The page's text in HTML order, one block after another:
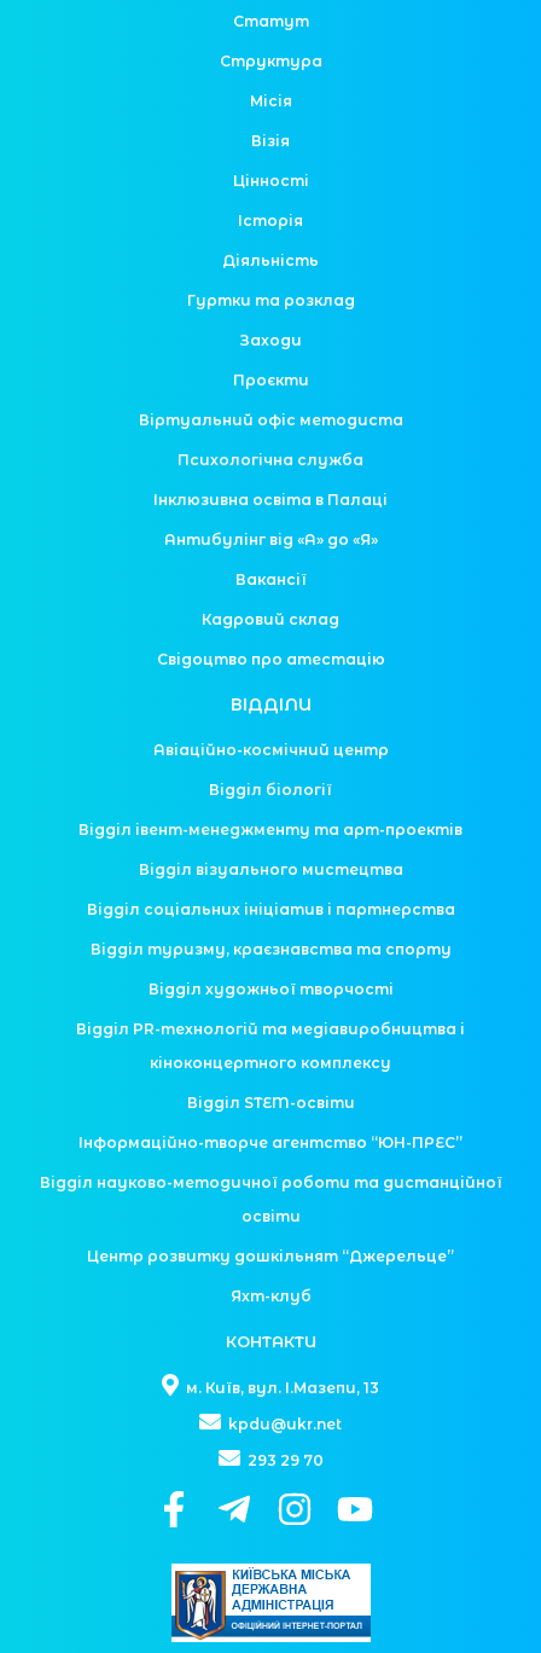
Статут
Структура
Місія
Візія
Цінності
Історія
Діяльність
Гуртки та розклад
Заходи
Проєкти
Віртуальний офіс методиста
Психологічна служба
Інклюзивна освіта в Палаці
Антибулінг від «А» до «Я»
Вакансії
Кадровий склад
Свідоцтво про атестацію
ВІДДІЛИ
Авіаційно-космічний центр
Відділ біології
Відділ івент-менеджменту та арт-проектів
Відділ візуального мистецтва
Відділ соціальних ініціатив і партнерства
Відділ туризму, краєзнавства та спорту
Відділ художньої творчості
Відділ PR-технологій та медіавиробництва і
кіноконцертного комплексу
Відділ STEM-освіти
Інформаційно-творче агентство “ЮН-ПРЕС”
Відділ науково-методичної роботи та дистанційної
освіти
Центр розвитку дошкільнят “Джерельце”
Яхт-клуб
КОНТАКТИ
м. Київ, вул. І.Мазепи, 13
kpdu@ukr.net
293 29 70